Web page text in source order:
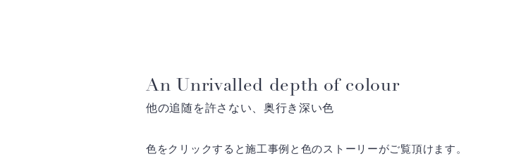
An Unrivalled depth of colour
他の追随を許さない、奥行き深い色
色をクリックすると施工事例と色のストーリーがご覧頂けます。